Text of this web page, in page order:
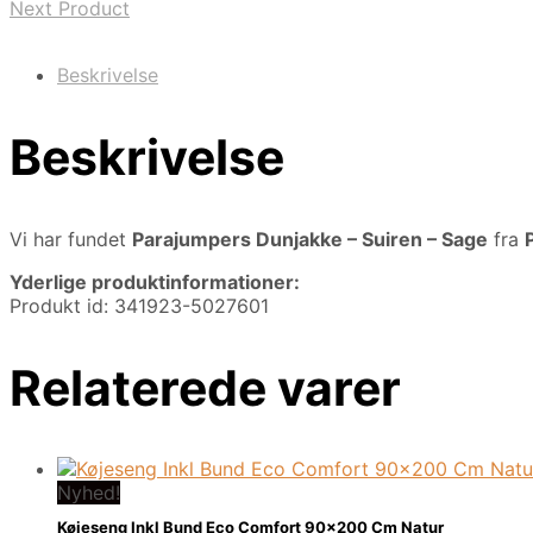
Next Product
Beskrivelse
Beskrivelse
Vi har fundet Parajumpers Dunjakke – Suiren – Sage fra
Yderlige produktinformationer:
Produkt id: 341923-5027601
Relaterede varer
Nyhed!
Køjeseng Inkl Bund Eco Comfort 90×200 Cm Natur